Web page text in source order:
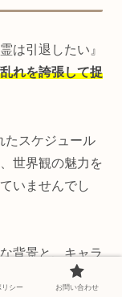
は引退したい』
れを誇張して捉
たスケジュール
世界観の魅力を
いませんでし
背景と、キャラ
ます。
リシー お問い合わせ